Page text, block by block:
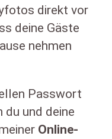
direkt vor
deine Gäste
nehmen
Passwort
du und deine
Online-